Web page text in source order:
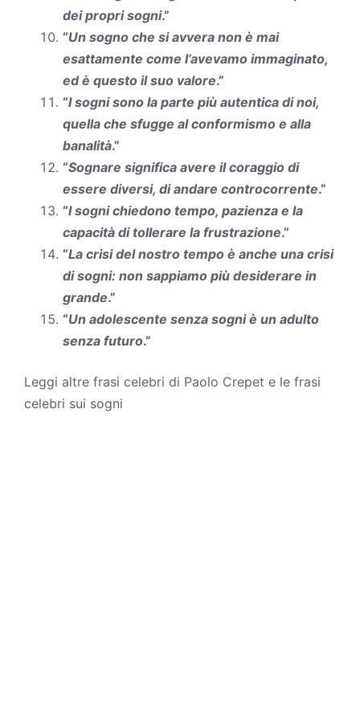
dei propri sogni.”
“Un sogno che si avvera non è mai
esattamente come l’avevamo immaginato,
ed è questo il suo valore.”
“I sogni sono la parte più autentica di noi,
quella che sfugge al conformismo e alla
banalità.”
“Sognare significa avere il coraggio di
essere diversi, di andare controcorrente.”
“I sogni chiedono tempo, pazienza e la
capacità di tollerare la frustrazione.”
“La crisi del nostro tempo è anche una crisi
di sogni: non sappiamo più desiderare in
grande.”
“Un adolescente senza sogni è un adulto
senza futuro.”
Leggi altre frasi celebri di Paolo Crepet e le frasi
celebri sui sogni